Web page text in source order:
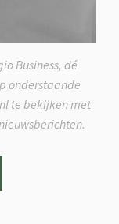
Business, dé
onderstaande
te bekijken met